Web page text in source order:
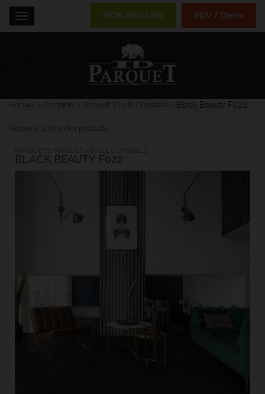
Accueil Parquets Parquet Vinyle Clipsable Black Beauty F022
Retour à la liste des produits
BLACK BEAUTY F022
Menu MON MAGASIN RDV / Devis